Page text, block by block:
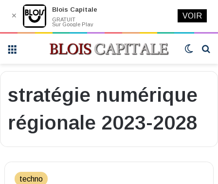
Switch
stratégie numérique
régionale 2023-2028
techno
✕
Blois Capitale
GRATUIT
Sur Google Play
VOIR